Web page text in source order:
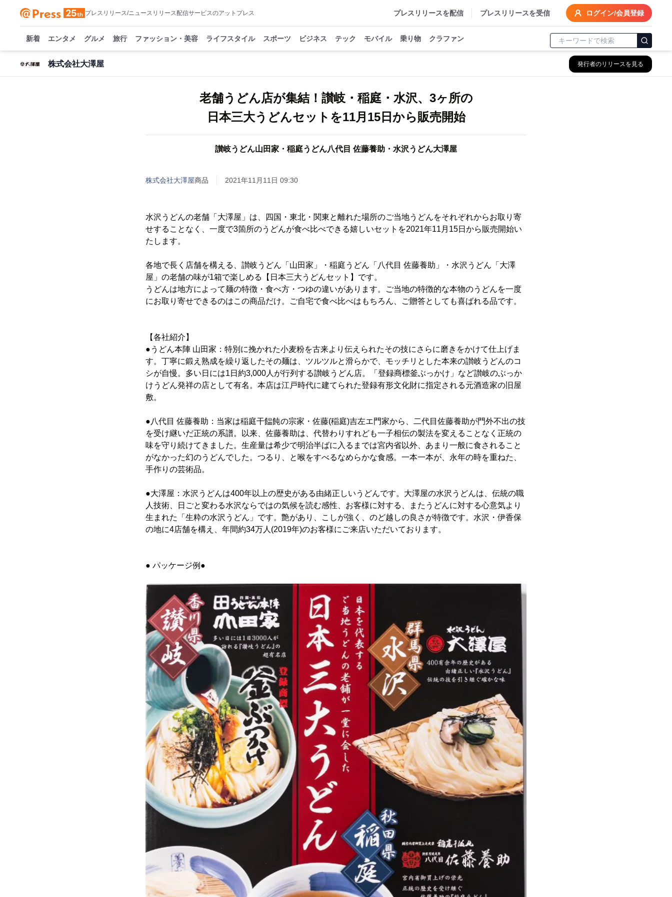
プレスリリース/ニュースリリース配信サービスのアットプレス プレスリリースを配信 プレスリリースを受信 ログイン/会員登録
新着 エンタメ グルメ 旅行 ファッション・美容 ライフスタイル スポーツ ビジネス テック モバイル 乗り物 クラファン
株式会社大澤屋 発行者のリリースを見る
老舗うどん店が集結！讃岐・稲庭・水沢、3ヶ所の
日本三大うどんセットを11月15日から販売開始
讃岐うどん山田家・稲庭うどん八代目 佐藤養助・水沢うどん大澤屋
株式会社大澤屋商品 2021年11月11日 09:30
水沢うどんの老舗「大澤屋」は、四国・東北・関東と離れた場所のご当地うどんをそれぞれからお取り寄
せすることなく、一度で3箇所のうどんが食べ比べできる嬉しいセットを2021年11月15日から販売開始い
たします。
各地で長く店舗を構える、讃岐うどん「山田家」・稲庭うどん「八代目 佐藤養助」・水沢うどん「大澤
屋」の老舗の味が1箱で楽しめる【日本三大うどんセット】です。
うどんは地方によって麺の特徴・食べ方・つゆの違いがあります。ご当地の特徴的な本物のうどんを一度
にお取り寄せできるのはこの商品だけ。ご自宅で食べ比べはもちろん、ご贈答としても喜ばれる品です。
【各社紹介】
●うどん本陣 山田家：特別に挽かれた小麦粉を古来より伝えられたその技にさらに磨きをかけて仕上げま
す。丁寧に鍛え熟成を繰り返したその麺は、ツルツルと滑らかで、モッチリとした本来の讃岐うどんのコ
シが自慢。多い日には1日約3,000人が行列する讃岐うどん店。「登録商標釜ぶっかけ」など讃岐のぶっか
けうどん発祥の店として有名。本店は江戸時代に建てられた登録有形文化財に指定される元酒造家の旧屋
敷。
●八代目 佐藤養助：当家は稲庭干饂飩の宗家・佐藤(稲庭)吉左エ門家から、二代目佐藤養助が門外不出の技
を受け継いだ正統の系譜。以来、佐藤養助は、代替わりすれども一子相伝の製法を変えることなく正統の
味を守り続けてきました。生産量は希少で明治半ばに入るまでは宮内省以外、あまり一般に食されること
がなかった幻のうどんでした。つるり、と喉をすべるなめらかな食感。一本一本が、永年の時を重ねた、
手作りの芸術品。
●大澤屋：水沢うどんは400年以上の歴史がある由緒正しいうどんです。大澤屋の水沢うどんは、伝統の職
人技術、日ごと変わる水沢ならではの気候を読む感性、お客様に対する、またうどんに対する心意気より
生まれた「生粋の水沢うどん」です。艶があり、こしが強く、のど越しの良さが特徴です。水沢・伊香保
の地に4店舗を構え、年間約34万人(2019年)のお客様にご来店いただいております。
● パッケージ例●